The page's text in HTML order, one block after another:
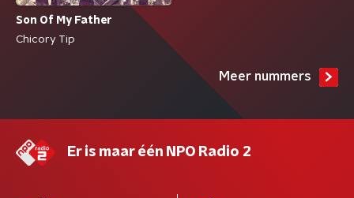
Son Of My Father
Chicory Tip
Meer nummers
Er is maar één NPO Radio 2